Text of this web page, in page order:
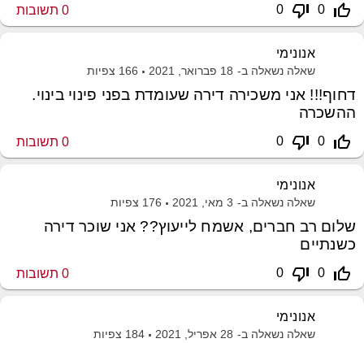
thumb_up_off_alt
0
thumb_down_off_alt
0
0 תשובות
אנונימי
שאלה נשאלה ב- 18 פברואר, 2021 166 צפיות
דחוף!!! אני משכירה דירה שעומדת בפני פינוי בינוי.
ההשכרה
thumb_up_off_alt
0
thumb_down_off_alt
0
0 תשובות
אנונימי
שאלה נשאלה ב- 3 מאי, 2021 176 צפיות
שלום רב חברים, אשמח לייעוץ?? אני שוכר דירה
כשנתיים
thumb_up_off_alt
0
thumb_down_off_alt
0
0 תשובות
אנונימי
שאלה נשאלה ב- 28 אפריל, 2021 184 צפיות